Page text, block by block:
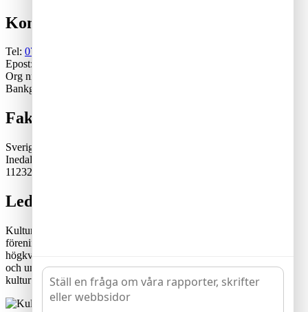
Kontakt
Tel: 070-671 79 46
Epost:
Org nr: 802402-2561
Bankgiro:5553-1339
Fakturaadress
Sveriges Kulturskoleråd
Inedalsgatan 15
11232 Stockholm
Lediga tjänster
Kulturskolerådet är en ideell, partipolitiskt och fackligt obunden
förening där kommuner samverkar för en tillgänglig och
högkvalitativ kulturskoleverksamhet. Rådets vision är att alla barn
och unga har likvärdiga möjligheter att utvecklas genom
kulturutövande i verksamhet av hög kvalitet och tillgänglighet.